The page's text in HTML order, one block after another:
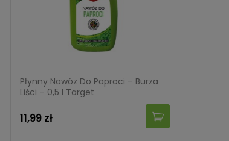
Płynny Nawóz Do Paproci – Burza
Liści – 0,5 l Target
11,99 zł